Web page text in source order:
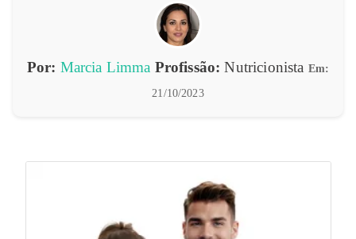
Por: Marcia Limma Profissão: Nutricionista Em:
21/10/2023